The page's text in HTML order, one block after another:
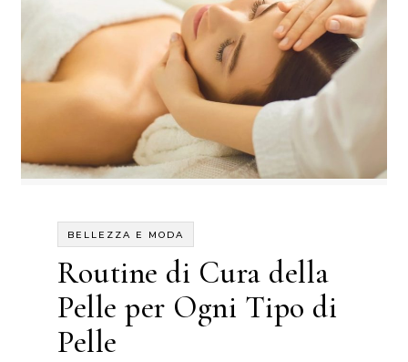
BELLEZZA E MODA
Routine di Cura della
Pelle per Ogni Tipo di
Pelle